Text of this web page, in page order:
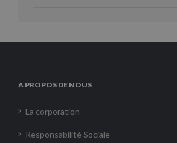
A PROPOS DE NOUS
La corporation
Responsabilité Sociale